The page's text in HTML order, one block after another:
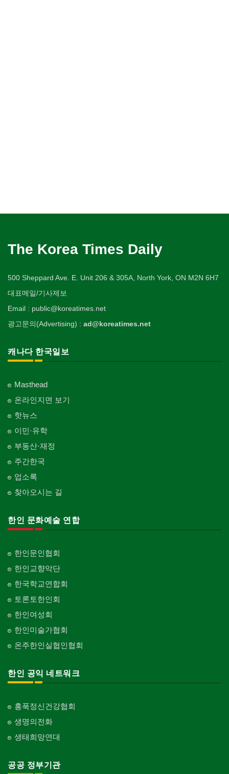
The Korea Times Daily
500 Sheppard Ave. E. Unit 206 & 305A, North York, ON M2N 6H7
대표메일/기사제보
Email : public@koreatimes.net
광고문의(Advertising) : ad@koreatimes.net
캐나다 한국일보
Masthead
온라인지면 보기
핫뉴스
이민·유학
부동산·재정
주간한국
업소록
찾아오시는 길
한인 문화예술 연합
한인문인협회
한인교향악단
한국학교연합회
토론토한인회
한인여성회
한인미술가협회
온주한인실협인협회
한인 공익 네트워크
홍푹정신건강협회
생명의전화
생태희망연대
공공 정부기관